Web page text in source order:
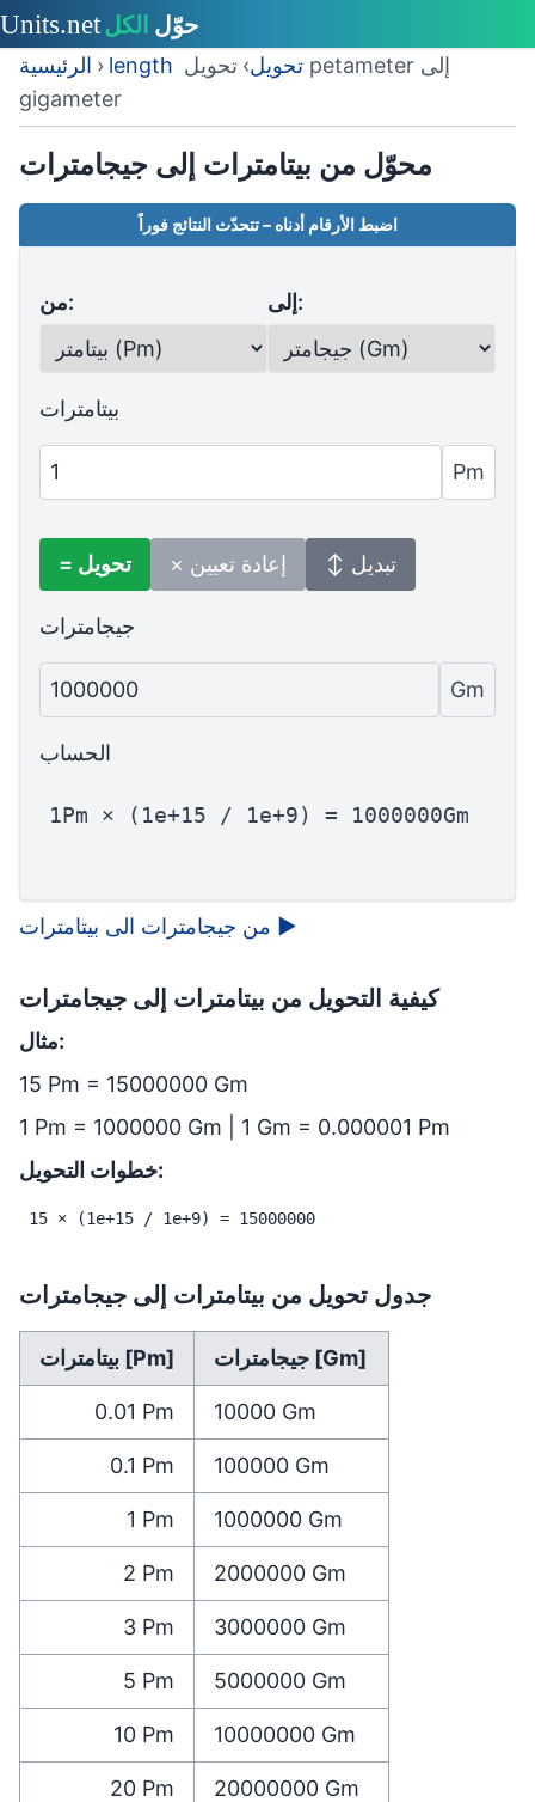
الرئيسية › length تحويل› تحويل petameter إلى
gigameter
محوّل من بيتامترات إلى جيجامترات
اضبط الأرقام أدناه – تتحدّث النتائج فوراً
من: إلى:
بيتامترات
Pm
= تحويل × إعادة تعيين ↕ تبديل
جيجامترات
1000000 Gm
الحساب
1Pm × (1e+15 / 1e+9) = 1000000Gm
من جيجامترات الى بيتامترات ▶
كيفية التحويل من بيتامترات إلى جيجامترات
مثال:
15 Pm = 15000000 Gm
1 Pm = 1000000 Gm | 1 Gm = 0.000001 Pm
خطوات التحويل:
15 × (1e+15 / 1e+9) = 15000000
جدول تحويل من بيتامترات إلى جيجامترات
بيتامترات [Pm] جيجامترات [Gm]
0.01 Pm 10000 Gm
0.1 Pm 100000 Gm
1 Pm 1000000 Gm
2 Pm 2000000 Gm
3 Pm 3000000 Gm
5 Pm 5000000 Gm
10 Pm 10000000 Gm
20 Pm 20000000 Gm